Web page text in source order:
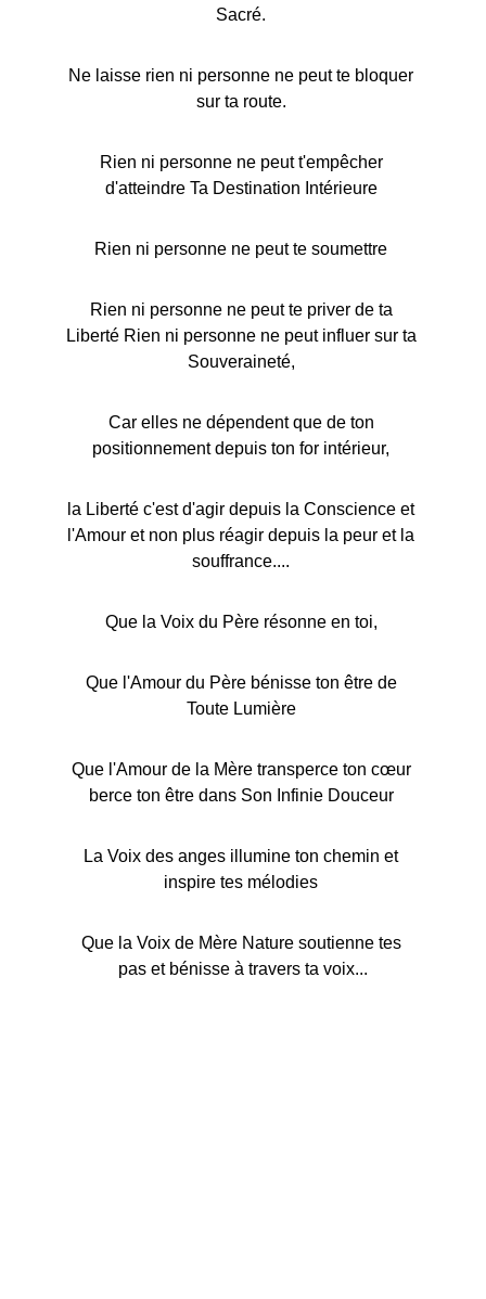
Sacré.
Ne laisse rien ni personne ne peut te bloquer
sur ta route.
Rien ni personne ne peut t'empêcher
d'atteindre Ta Destination Intérieure
Rien ni personne ne peut te soumettre
Rien ni personne ne peut te priver de ta
Liberté Rien ni personne ne peut influer sur ta
Souveraineté,
Car elles ne dépendent que de ton
positionnement depuis ton for intérieur,
la Liberté c'est d'agir depuis la Conscience et
l'Amour et non plus réagir depuis la peur et la
souffrance....
Que la Voix du Père résonne en toi,
Que l'Amour du Père bénisse ton être de
Toute Lumière
Que l'Amour de la Mère transperce ton cœur
berce ton être dans Son Infinie Douceur
La Voix des anges illumine ton chemin et
inspire tes mélodies
Que la Voix de Mère Nature soutienne tes
pas et bénisse à travers ta voix...